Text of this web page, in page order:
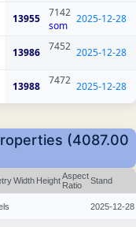
13955
7142
som
2025-12-28
13986 7452 2025-12-28
13988 7472 2025-12-28
(4087.00
Width HeightAspect
Ratio
Stand
2025-12-28